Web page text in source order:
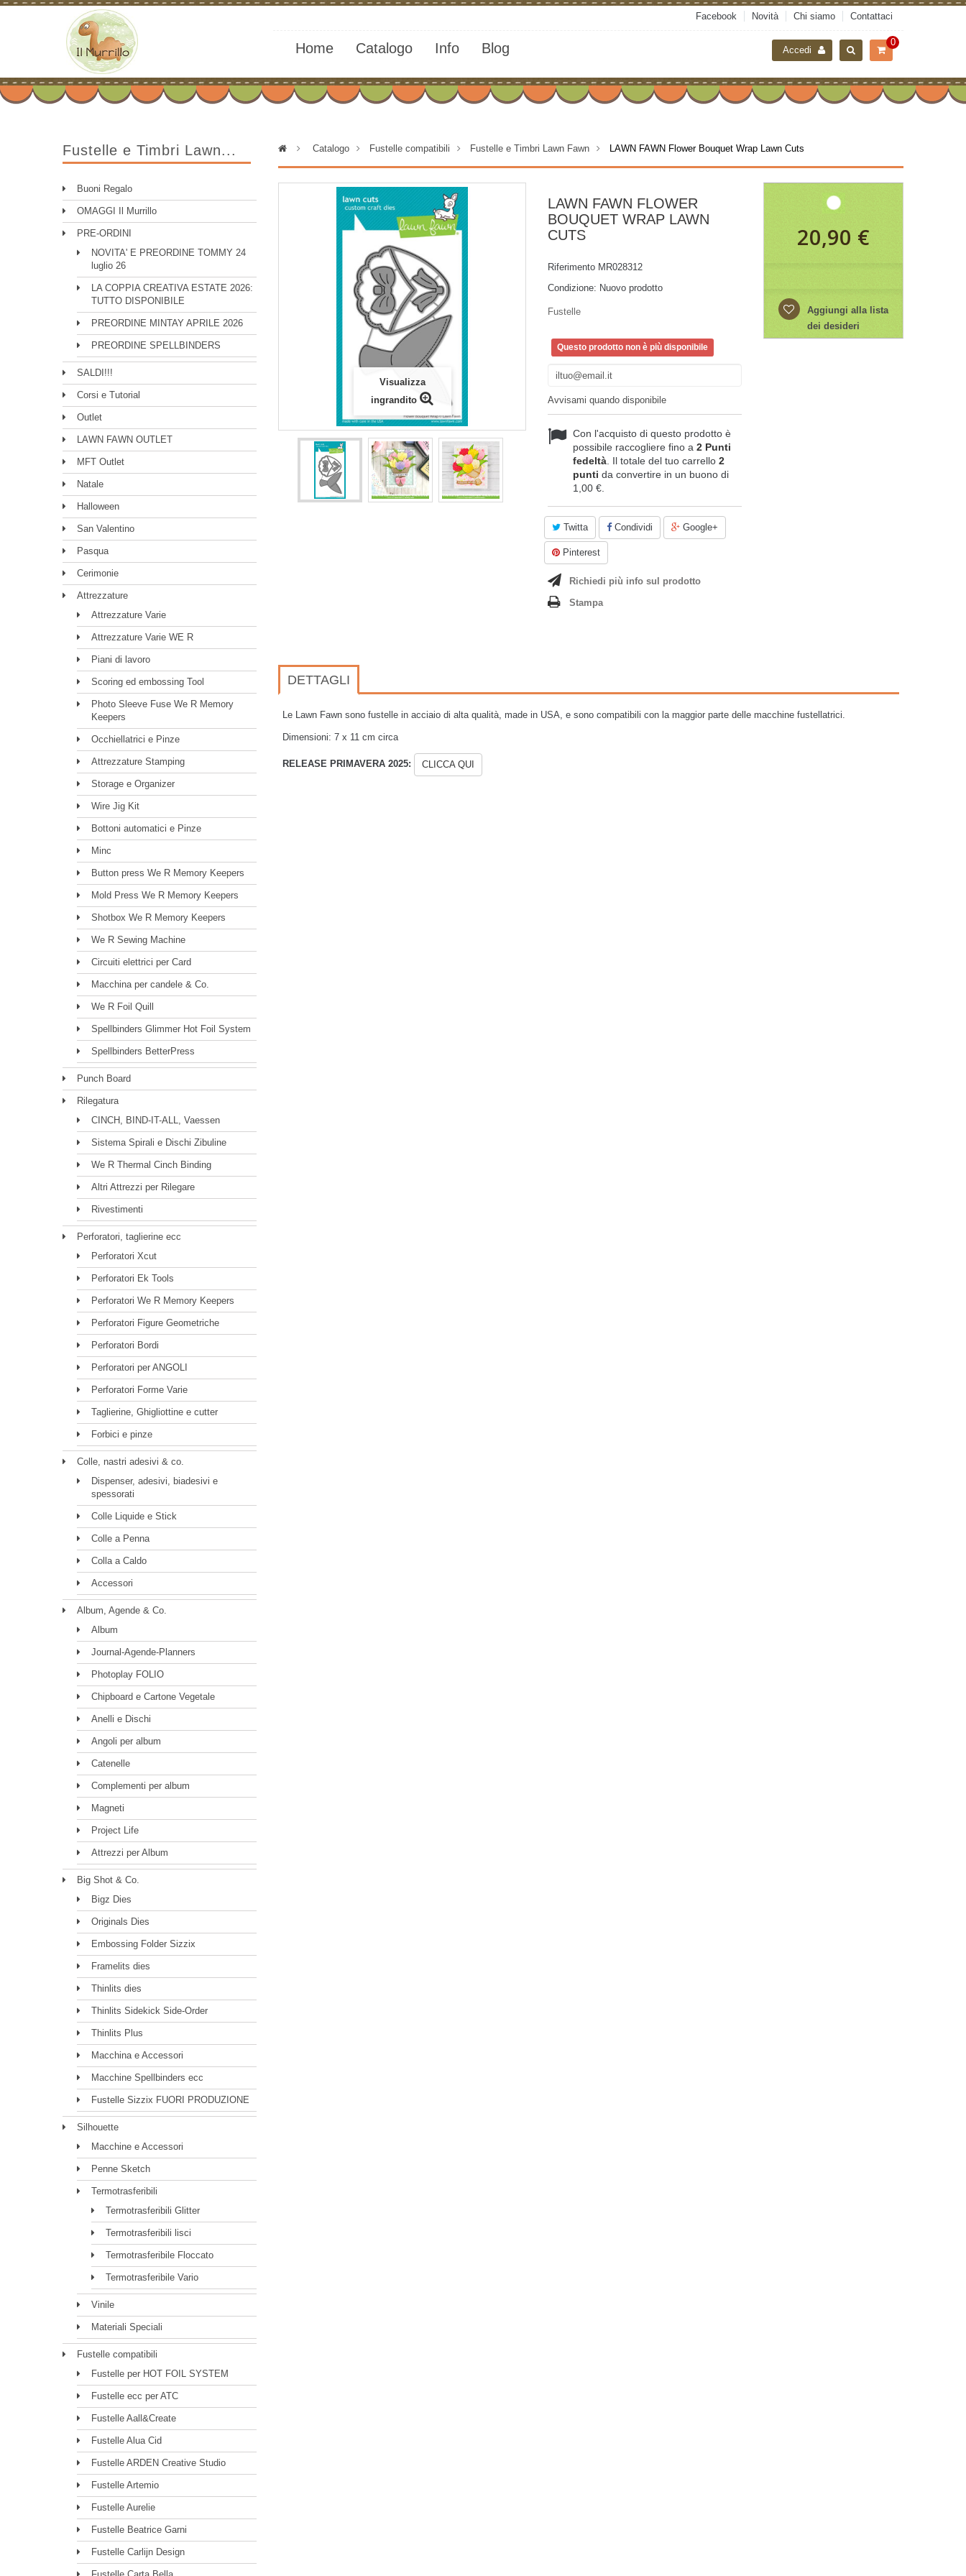
Facebook Novità Chi siamo Contattaci
0
Home Catalogo Info Blog Accedi
Fustelle e Timbri Lawn...
Buoni Regalo
OMAGGI Il Murrillo
PRE-ORDINI
NOVITA' E PREORDINE TOMMY 24
luglio 26
LA COPPIA CREATIVA ESTATE 2026:
TUTTO DISPONIBILE
PREORDINE MINTAY APRILE 2026
PREORDINE SPELLBINDERS
SALDI!!!
Corsi e Tutorial
Outlet
LAWN FAWN OUTLET
MFT Outlet
Natale
Halloween
San Valentino
Pasqua
Cerimonie
Attrezzature
Attrezzature Varie
Attrezzature Varie WE R
Piani di lavoro
Scoring ed embossing Tool
Photo Sleeve Fuse We R Memory
Keepers
Occhiellatrici e Pinze
Attrezzature Stamping
Storage e Organizer
Wire Jig Kit
Bottoni automatici e Pinze
Minc
Button press We R Memory Keepers
Mold Press We R Memory Keepers
Shotbox We R Memory Keepers
We R Sewing Machine
Circuiti elettrici per Card
Macchina per candele & Co.
We R Foil Quill
Spellbinders Glimmer Hot Foil System
Spellbinders BetterPress
Punch Board
Rilegatura
CINCH, BIND-IT-ALL, Vaessen
Sistema Spirali e Dischi Zibuline
We R Thermal Cinch Binding
Altri Attrezzi per Rilegare
Rivestimenti
Perforatori, taglierine ecc
Perforatori Xcut
Perforatori Ek Tools
Perforatori We R Memory Keepers
Perforatori Figure Geometriche
Perforatori Bordi
Perforatori per ANGOLI
Perforatori Forme Varie
Taglierine, Ghigliottine e cutter
Forbici e pinze
Colle, nastri adesivi & co.
Dispenser, adesivi, biadesivi e
spessorati
Colle Liquide e Stick
Colle a Penna
Colla a Caldo
Accessori
Album, Agende & Co.
Album
Journal-Agende-Planners
Photoplay FOLIO
Chipboard e Cartone Vegetale
Anelli e Dischi
Angoli per album
Catenelle
Complementi per album
Magneti
Project Life
Attrezzi per Album
Big Shot & Co.
Bigz Dies
Originals Dies
Embossing Folder Sizzix
Framelits dies
Thinlits dies
Thinlits Sidekick Side-Order
Thinlits Plus
Macchina e Accessori
Macchine Spellbinders ecc
Fustelle Sizzix FUORI PRODUZIONE
Silhouette
Macchine e Accessori
Penne Sketch
Termotrasferibili
Termotrasferibili Glitter
Termotrasferibili lisci
Termotrasferibile Floccato
Termotrasferibile Vario
Vinile
Materiali Speciali
Fustelle compatibili
Fustelle per HOT FOIL SYSTEM
Fustelle ecc per ATC
Fustelle Aall&Create
Fustelle Alua Cid
Fustelle ARDEN Creative Studio
Fustelle Artemio
Fustelle Aurelie
Fustelle Beatrice Garni
Fustelle Carlijn Design
> Catalogo > Fustelle compatibili > Fustelle e Timbri Lawn Fawn > LAWN FAWN Flower Bouquet Wrap Lawn Cuts
Visualizza
ingrandito
LAWN FAWN FLOWER
BOUQUET WRAP LAWN
CUTS
Riferimento MR028312
Condizione: Nuovo prodotto
Fustelle
Questo prodotto non è più disponibile
Avvisami quando disponibile
Con l'acquisto di questo prodotto è
possibile raccogliere fino a 2 Punti
fedeltà . Il totale del tuo carrello 2
punti da convertire in un buono di
1,00 €
Twitta Condividi Google+
Pinterest
Richiedi più info sul prodotto
Stampa
20,90 €
Aggiungi alla lista
dei desideri
DETTAGLI
Le Lawn Fawn sono fustelle in acciaio di alta qualità, made in USA, e sono compatibili con la maggior parte delle macchine fustellatrici.
Dimensioni: 7 x 11 cm circa
RELEASE PRIMAVERA 2025: CLICCA QUI